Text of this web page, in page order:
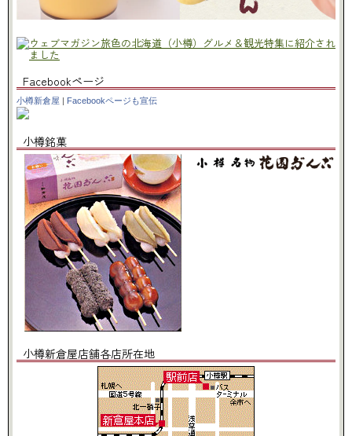
Facebookページ
小樽新倉屋 | Facebookページも宣伝
小樽銘菓
小樽新倉屋店舗各店所在地